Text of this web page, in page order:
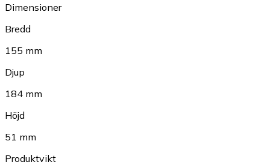
Dimensioner
Bredd
155 mm
Djup
184 mm
Höjd
51 mm
Produktvikt